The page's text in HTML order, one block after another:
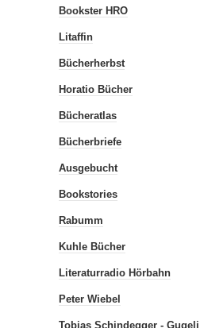
Bookster HRO
Litaffin
Bücherherbst
Horatio Bücher
Bücheratlas
Bücherbriefe
Ausgebucht
Bookstories
Rabumm
Kuhle Bücher
Literaturradio Hörbahn
Peter Wiebel
Tobias Schindegger - Gugeli